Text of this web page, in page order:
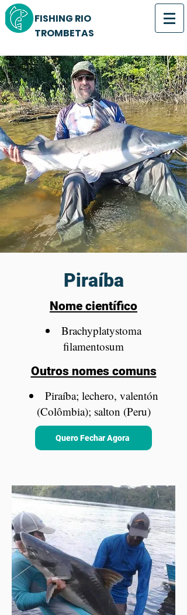
FISHING RIO
TROMBETAS
Piraíba
Nome científico
Brachyplatystoma
filamentosum
Outros nomes comuns
Piraíba; lechero, valentón
(Colômbia); salton (Peru)
Quero Fechar Agora